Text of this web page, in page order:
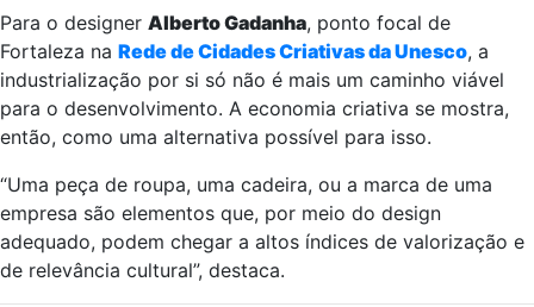
Para o designer Alberto Gadanha, ponto focal de
Fortaleza na Rede de Cidades Criativas da Unesco, a
industrialização por si só não é mais um caminho viável
para o desenvolvimento. A economia criativa se mostra,
então, como uma alternativa possível para isso.
“Uma peça de roupa, uma cadeira, ou a marca de uma
empresa são elementos que, por meio do design
adequado, podem chegar a altos índices de valorização e
de relevância cultural”, destaca.